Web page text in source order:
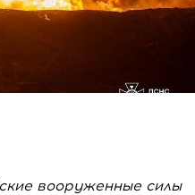
вооруженные силы